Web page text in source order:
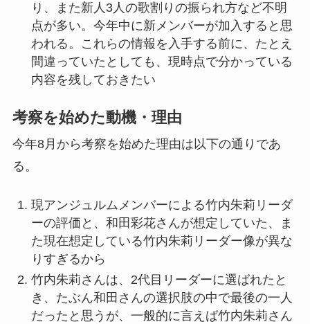
り、また新人3人の歌割りの振られ方など不明
点が多い。今年中に新メンバーが加入すると思
われる。これらの情報を入手する前に、たとえ
間違っていたとしても、現時点で分かっている
内容を残しておきたい
考察を始めた動機・理由
今年8月から考察を始めた理由は以下の通りであ
る。
現アンジュルムメンバーによる竹内朱莉リーダ
ーの評価と、和田彩花さんが想定していた、ま
た現在想定している竹内朱莉リーダー像が異な
りすぎるから
竹内朱莉さんは、2代目リーダーに選ばれたと
き、たぶん和田さんの選択肢の中で最後の一人
だったと思うが、一般的に言えば竹内朱莉さん